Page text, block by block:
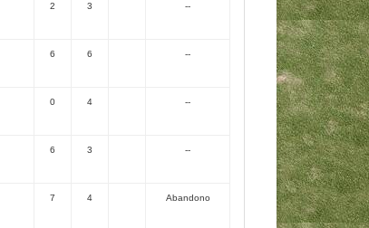
2 3 --
6 6 --
0 4 --
6 3 --
7 4 Abandono